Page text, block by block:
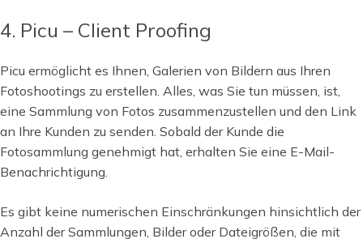
4. Picu – Client Proofing
Picu ermöglicht es Ihnen, Galerien von Bildern aus Ihren
Fotoshootings zu erstellen. Alles, was Sie tun müssen, ist,
eine Sammlung von Fotos zusammenzustellen und den Link
an Ihre Kunden zu senden. Sobald der Kunde die
Fotosammlung genehmigt hat, erhalten Sie eine E-Mail-
Benachrichtigung.
Es gibt keine numerischen Einschränkungen hinsichtlich der
Anzahl der Sammlungen, Bilder oder Dateigrößen, die mit